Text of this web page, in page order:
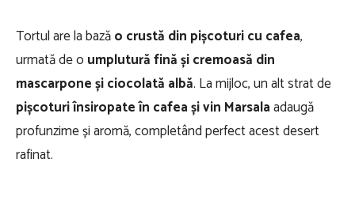
Tortul are la bazăo crustă din pișcoturi cu cafea,
urmată de o umplutură fină și cremoasă din
mascarpone și ciocolată albă. La mijloc, un alt strat de
pișcoturi însiropate în cafea și vin Marsalaadaugă
profunzime și aromă, completând perfect acest desert
rafinat.